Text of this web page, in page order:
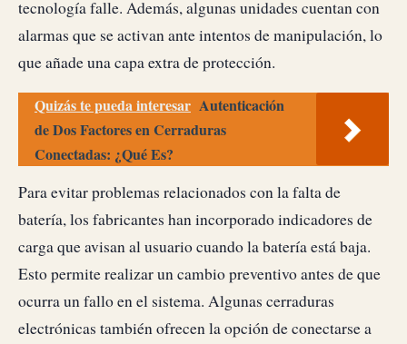
tecnología falle. Además, algunas unidades cuentan con
alarmas que se activan ante intentos de manipulación, lo
que añade una capa extra de protección.
Quizás te pueda interesar Autenticación
de Dos Factores en Cerraduras
Conectadas: ¿Qué Es?
Para evitar problemas relacionados con la falta de
batería, los fabricantes han incorporado indicadores de
carga que avisan al usuario cuando la batería está baja.
Esto permite realizar un cambio preventivo antes de que
ocurra un fallo en el sistema. Algunas cerraduras
electrónicas también ofrecen la opción de conectarse a